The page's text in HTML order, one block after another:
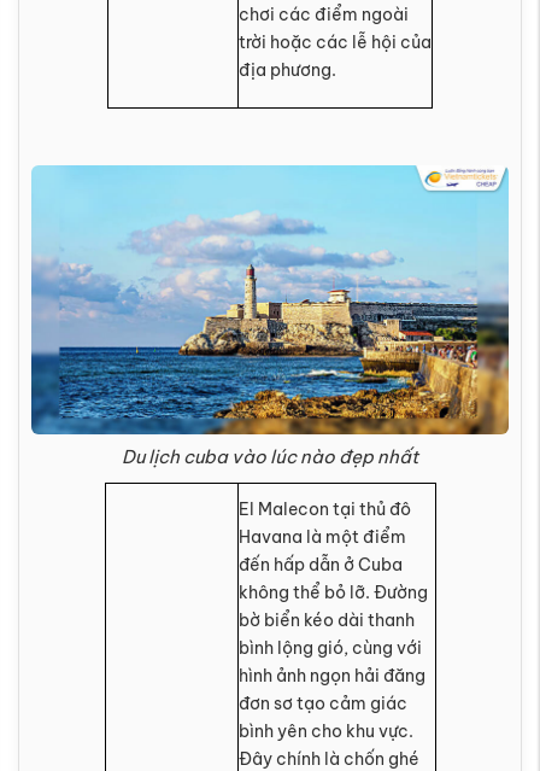
chơi các điểm ngoài
trời hoặc các lễ hội của
địa phương.
Du lịch cuba vào lúc nào đẹp nhất
El Malecon tại thủ đô
Havana là một điểm
đến hấp dẫn ở Cuba
không thể bỏ lỡ. Đường
bờ biển kéo dài thanh
bình lộng gió, cùng với
hình ảnh ngọn hải đăng
đơn sơ tạo cảm giác
bình yên cho khu vực.
Đây chính là chốn ghé